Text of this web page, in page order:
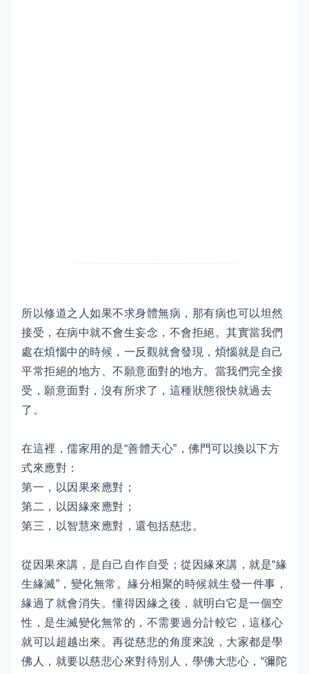
所以修道之人如果不求身體無病，那有病也可以坦然
接受，在病中就不會生妄念，不會拒絕。其實當我們
處在煩惱中的時候，一反觀就會發現，煩惱就是自己
平常拒絕的地方、不願意面對的地方。當我們完全接
受，願意面對，沒有所求了，這種狀態很快就過去
了。
在這裡，儒家用的是“善體天心”，佛門可以換以下方
式來應對：
第一，以因果來應對；
第二，以因緣來應對；
第三，以智慧來應對，還包括慈悲。
從因果來講，是自己自作自受；從因緣來講，就是“緣
生緣滅”，變化無常。緣分相聚的時候就生發一件事，
緣過了就會消失。懂得因緣之後，就明白它是一個空
性，是生滅變化無常的，不需要過分計較它，這樣心
就可以超越出來。再從慈悲的角度來說，大家都是學
佛人，就要以慈悲心來對待別人，學佛大悲心，“彌陀